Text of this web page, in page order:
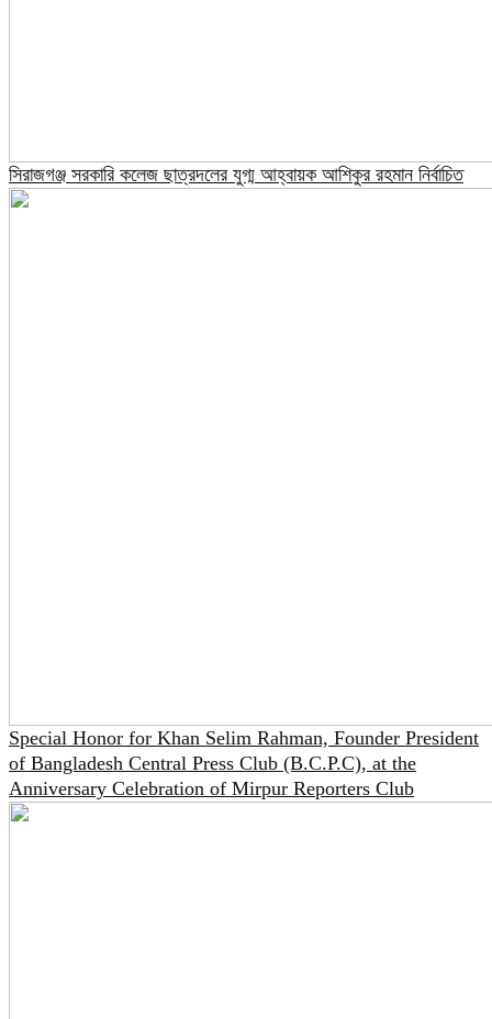
সিরাজগঞ্জ সরকারি কলেজ ছাত্রদলের যুগ্ম আহ্বায়ক আশিকুর রহমান নির্বাচিত
Special Honor for Khan Selim Rahman, Founder President
of Bangladesh Central Press Club (B.C.P.C), at the
Anniversary Celebration of Mirpur Reporters Club